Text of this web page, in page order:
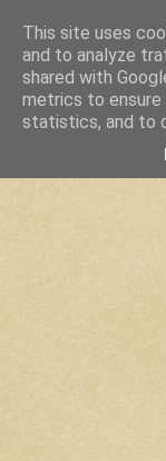
This site uses
and to analyze
shared with
metrics to ensure
statistics, and to